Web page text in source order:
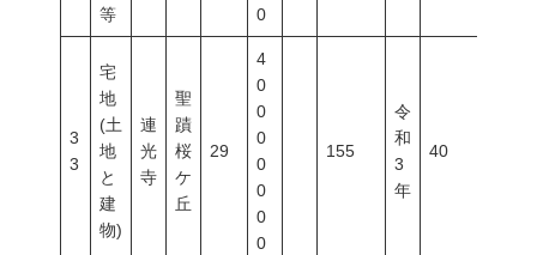
等
0
3
3
宅
地
(土
地
と
建
物)
連
光
寺
聖
蹟
桜
ケ
丘
29
4
0
0
0
0
0
0
0
155
令
和
3
年
40